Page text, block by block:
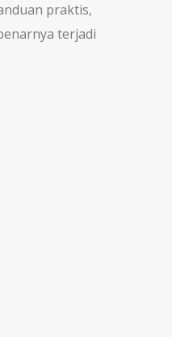
praktis,
terjadi